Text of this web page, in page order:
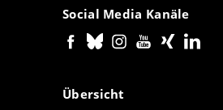
Social Media Kanäle
Übersicht